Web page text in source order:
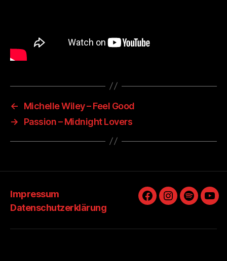
←
Michelle Wiley – Feel Good
→
Passion – Midnight Lovers
Impressum
Datenschutzerklärung
FacebookInstagram
Spotify